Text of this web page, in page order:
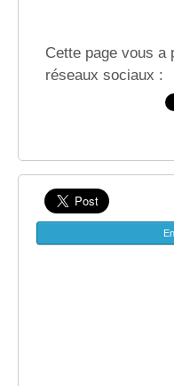
Cette page vous a
réseaux sociaux :